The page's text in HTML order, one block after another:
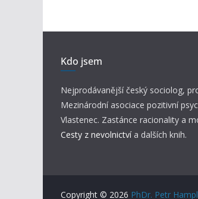
Kdo jsem
Nejprodávanější český sociolog,
Mezinárodní asociace pozitivní
Vlastenec. Zastánce racionality a
Cesty z nevolnictví a dalších knih.
Copyright © 2026 PhDr. Petr